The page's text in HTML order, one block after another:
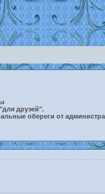
друзей".
обереги от